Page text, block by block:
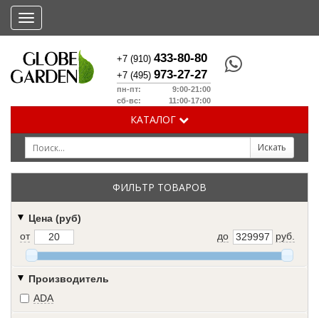
Меню
+7 (910)433-80-80
+7 (495)973-27-27
пн-пт: 9:00-21:00
сб-вс: 11:00-17:00
КАТАЛОГ
ФИЛЬТР ТОВАРОВ
Цена (руб)
от
до руб.
Производитель
ADA